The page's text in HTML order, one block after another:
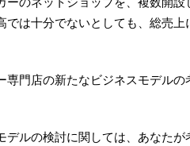
では十分でないとしても、総売
専門店の新たなビジネスモデル
デルの検討に関しては、あなた